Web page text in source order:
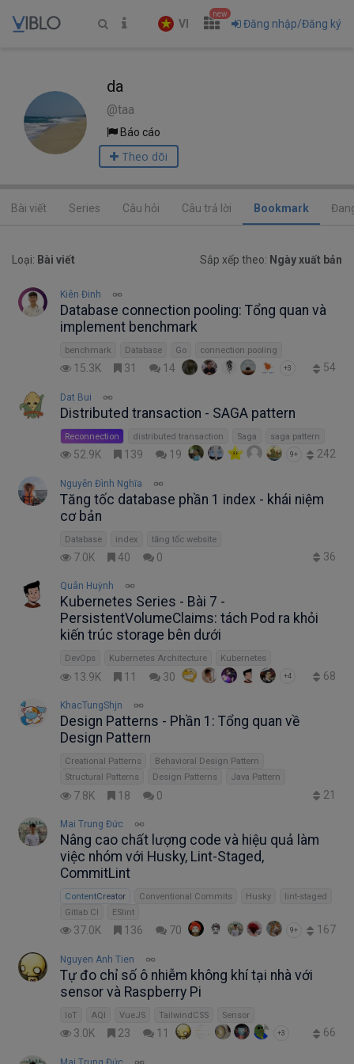
VI
new
Đăng nhập/Đăng ký
da
@taa
Báo cáo
Theo dõi
Bài viết Series Câu hỏi Câu trả lời Bookmark
Loại: Bài viết Sắp xếp theo: Ngày xuất bản
Kiên Đinh
Database connection pooling: Tổng quan và
implement benchmark
benchmark Database Go connection pooling
15.3K 31 14 +3 54
Dat Bui
Distributed transaction - SAGA pattern
Reconnection distributed transaction Saga saga pattern
52.9K 139 19 9+ 242
Nguyễn Đình Nghĩa
Tăng tốc database phần 1 index - khái niệm
cơ bản
Database index tăng tốc website
7.0K 40 0 36
Quân Huỳnh
Kubernetes Series - Bài 7 -
PersistentVolumeClaims: tách Pod ra khỏi
kiến trúc storage bên dưới
DevOps Kubernetes Architecture Kubernetes
13.9K 11 30 +4 68
KhacTungShjn
Design Patterns - Phần 1: Tổng quan về
Design Pattern
Creational Patterns
Behavioral Design Pattern
Structural Patterns
Design Patterns Java Pattern
7.8K 18 0 21
Mai Trung Đức
Nâng cao chất lượng code và hiệu quả làm
việc nhóm với Husky, Lint-Staged,
CommitLint
ContentCreator Conventional Commits Husky
lint-staged
Gitlab CI
ESlint
37.0K 136 70 9+ 167
Nguyen Anh Tien
Tự đo chỉ số ô nhiễm không khí tại nhà với
sensor và Raspberry Pi
IoT AQI VueJS TailwindCSS Sensor
3.0K 23 11 +3 66